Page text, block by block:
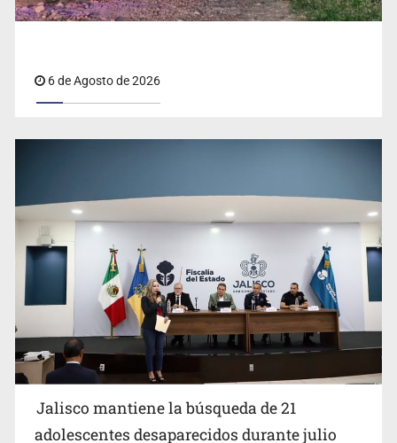
en Oblatos
6 de Agosto de 2026
Jalisco mantiene la búsqueda de 21
adolescentes desaparecidos durante julio